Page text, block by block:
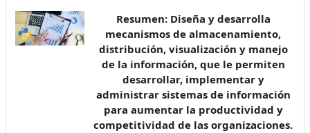
Resumen: Diseña y desarrolla
mecanismos de almacenamiento,
distribución, visualización y manejo
de la información, que le permiten
desarrollar, implementar y
administrar sistemas de información
para aumentar la productividad y
competitividad de las organizaciones.